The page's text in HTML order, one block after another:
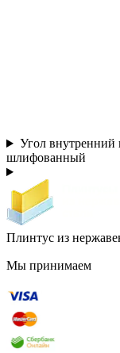
Угол
шлифованный
Плинтус из
Мы принимаем